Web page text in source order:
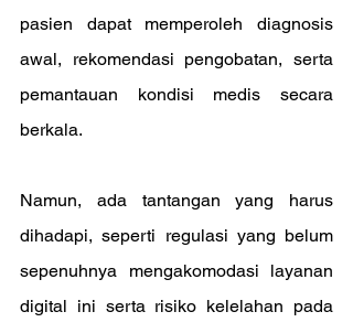
pasien dapat memperoleh diagnosis
awal, rekomendasi pengobatan, serta
pemantauan kondisi medis secara
berkala.
Namun, ada tantangan yang harus
dihadapi, seperti regulasi yang belum
sepenuhnya mengakomodasi layanan
digital ini serta risiko kelelahan pada